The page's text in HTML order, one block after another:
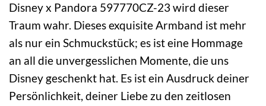
Disney x Pandora 597770CZ-23 wird dieser
Traum wahr. Dieses exquisite Armband ist mehr
als nur ein Schmuckstück; es ist eine Hommage
an all die unvergesslichen Momente, die uns
Disney geschenkt hat. Es ist ein Ausdruck deiner
Persönlichkeit, deiner Liebe zu den zeitlosen